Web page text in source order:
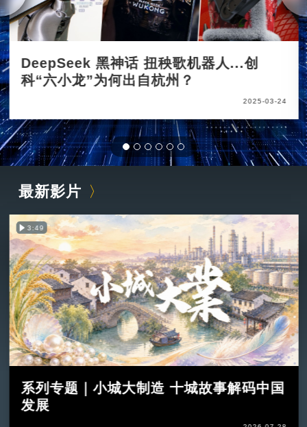
DeepSeek 黑神话 扭秧歌机器人...创
科“六小龙”为何出自杭州？
2025-03-24
最新影片
3:49
系列专题｜小城大制造 十城故事解码中国
发展